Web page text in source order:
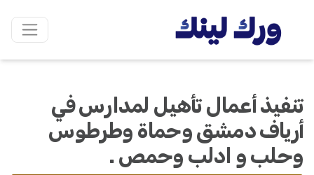
تنفيذ أعمال تأهيل لمدارس في
أرياف دمشق وحماة وطرطوس
وحلب و ادلب وحمص .